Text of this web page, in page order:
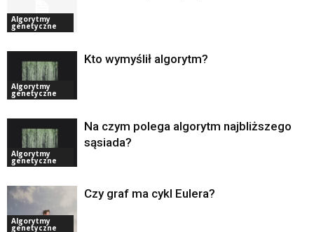
Algorytmy
genetyczne
Algorytmy
genetyczne
Kto wymyślił algorytm?
Algorytmy
genetyczne
Na czym polega algorytm najbliższego
sąsiada?
Algorytmy
genetyczne
Czy graf ma cykl Eulera?